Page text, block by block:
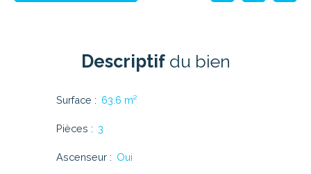
Descriptifdu bien
Surface : 63.6 m²
Pièces : 3
Ascenseur : Oui